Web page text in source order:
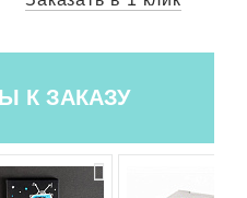
К ЗАКАЗУ